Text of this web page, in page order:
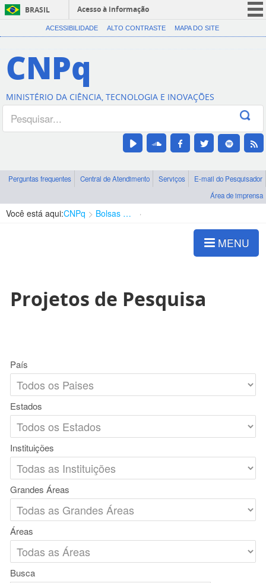
BRASIL
Acesso à informação
CORONAVÍRUS (COVID-19)
Canais
ACESSIBILIDADE ALTO CONTRASTE MAPA DO SITE
CNPq
MINISTÉRIO DA CIÊNCIA, TECNOLOGIA E INOVAÇÕES
Perguntas frequentes Central de Atendimento Serviços
E-mail do Pesquisador
Área de imprensa
Você está aqui:CNPq Bolsas e Auxílios Vigentes
MENU
Projetos de Pesquisa
País
Estados
Instituições
Grandes Áreas
Áreas
Busca